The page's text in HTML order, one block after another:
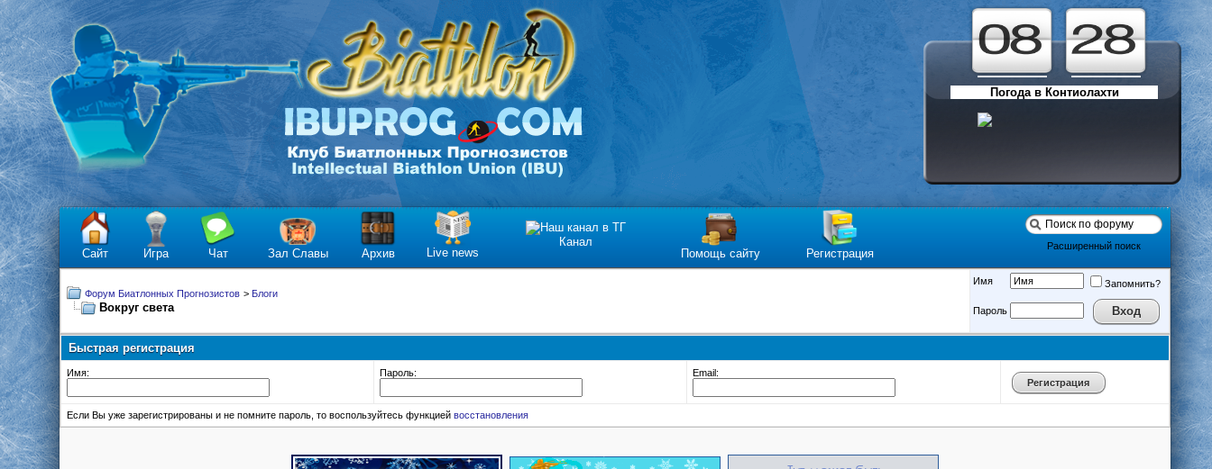
Погода в Контиолахти
Расширенный поиск
Сайт Игра Чат Зал Славы Архив Live news
Канал
Помощь сайту
Регистрация
Форум Биатлонных Прогнозистов > Блоги
Вокруг света
Имя Запомнить?
Пароль
Быстрая регистрация
Имя: Пароль: Email:
Если Вы уже зарегистрированы и не помните пароль, то воспользуйтесь функцией восстановления